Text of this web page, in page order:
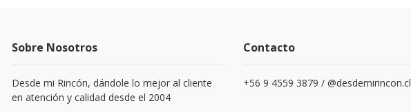
Sobre Nosotros
Desde mi Rincón, dándole lo mejor al cliente
en atención y calidad desde el 2004
Contacto
+56 9 4559 3879 / @desdemirincon.cl